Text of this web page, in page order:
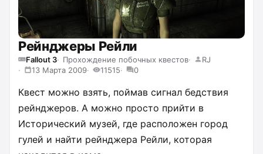
Рейнджеры Рейли
Fallout 3 Прохождение побочных квестов
RJ
13 Марта 2009
11515 0
Квест можно взять, поймав сигнал бедствия
рейнджеров. А можно просто прийти в
Исторический музей, где расположен город
гулей и найти рейнджера Рейли, которая